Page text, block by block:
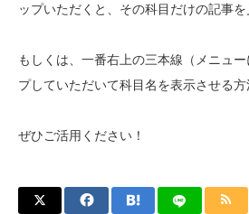
ップいただくと、その科目だけの記事を
もしくは、一番右上の三本線（メニュ
プしていただいて科目名を表示させる方
ぜひご活用ください！